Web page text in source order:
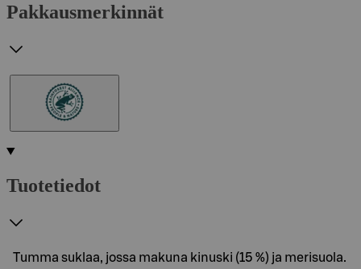
Pakkausmerkinnät
Tuotetiedot
Tumma suklaa, jossa makuna kinuski (15 %) ja merisuola.